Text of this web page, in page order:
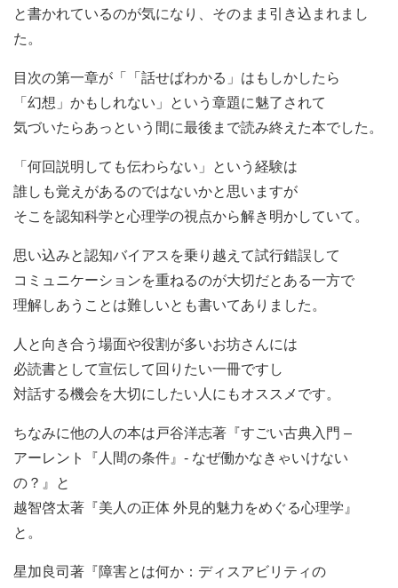
と書かれているのが気になり、そのまま引き込まれまし
た。
目次の第一章が「「話せばわかる」はもしかしたら
「幻想」かもしれない」という章題に魅了されて
気づいたらあっという間に最後まで読み終えた本でした。
「何回説明しても伝わらない」という経験は
誰しも覚えがあるのではないかと思いますが
そこを認知科学と心理学の視点から解き明かしていて。
思い込みと認知バイアスを乗り越えて試行錯誤して
コミュニケーションを重ねるのが大切だとある一方で
理解しあうことは難しいとも書いてありました。
人と向き合う場面や役割が多いお坊さんには
必読書として宣伝して回りたい一冊ですし
対話する機会を大切にしたい人にもオススメです。
ちなみに他の人の本は戸谷洋志著『すごい古典入門 –
アーレント『人間の条件』‐ なぜ働かなきゃいけない
の？』と
越智啓太著『美人の正体 外見的魅力をめぐる心理学』
と。
星加良司著『障害とは何か：ディスアビリティの